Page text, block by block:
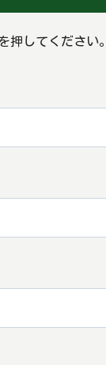
押してください。